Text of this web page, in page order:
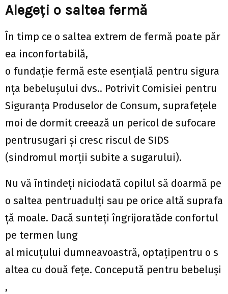
Alegeți o saltea fermă
În timp ce o saltea extrem de fermă poate păr
ea inconfortabilă,
o fundație fermă este esențială pentru sigura
nța bebelușului dvs.. Potrivit Comisiei pentru
Siguranța Produselor de Consum, suprafețele
moi de dormit creează un pericol de sufocare
pentrusugari și cresc riscul de SIDS
(sindromul morții subite a sugarului).
Nu vă întindeți niciodată copilul să doarmă pe
o saltea pentruadulți sau pe orice altă suprafa
ță moale. Dacă sunteți îngrijoratăde confortul
pe termen lung
al micuțului dumneavoastră, optațipentru o s
altea cu două fețe. Concepută pentru bebeluși
,